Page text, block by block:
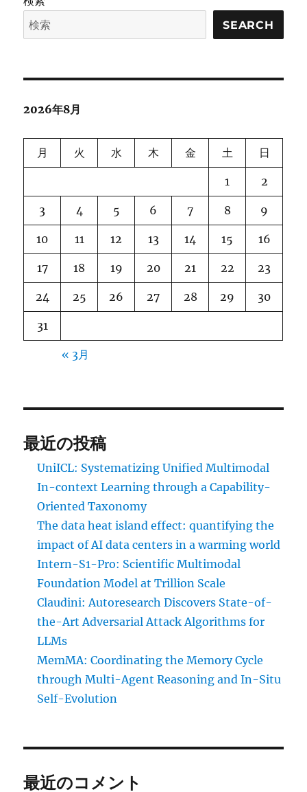
SEARCH
2026年8月
月 火 水 木 金 土 日
1 2
3 4 5 6 7 8 9
10 11 12 13 14 15 16
17 18 19 20 21 22 23
24 25 26 27 28 29 30
31
« 3月
最近の投稿
UniICL: Systematizing Unified Multimodal
In-context Learning through a Capability-
Oriented Taxonomy
The data heat island effect: quantifying the
impact of AI data centers in a warming world
Intern-S1-Pro: Scientific Multimodal
Foundation Model at Trillion Scale
Claudini: Autoresearch Discovers State-of-
the-Art Adversarial Attack Algorithms for
LLMs
MemMA: Coordinating the Memory Cycle
through Multi-Agent Reasoning and In-Situ
Self-Evolution
最近のコメント